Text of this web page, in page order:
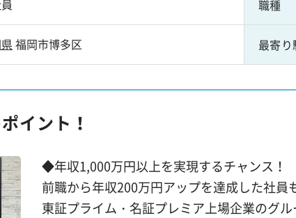
職種
福岡市博多区 最寄り
イント！
◆年収1,000万円以上を実現するチャンス！
前職から年収200万円アップを達成した社員
東証プライム・名証プレミア上場企業のグ